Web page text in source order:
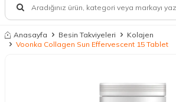
Anasayfa Besin Takviyeleri
Kolajen
Voonka Collagen Sun Effervescent 15 Tablet